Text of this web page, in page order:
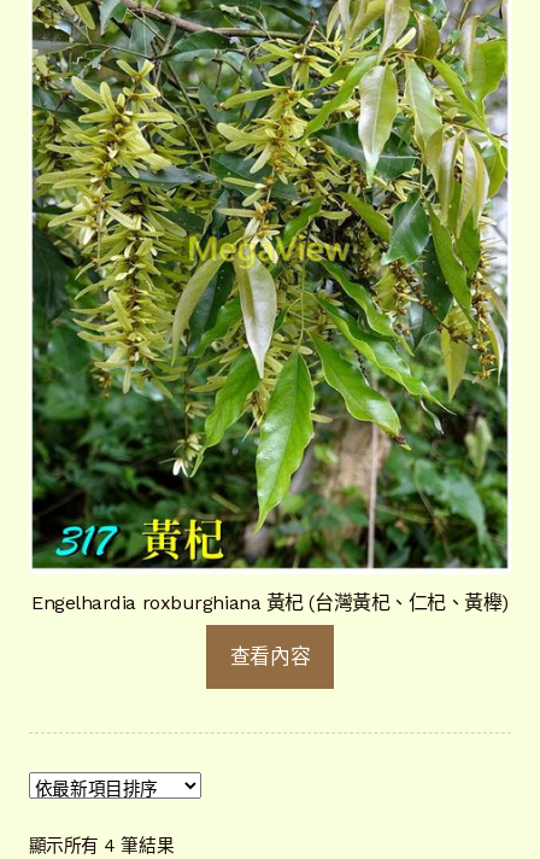
Engelhardia roxburghiana 黃杞 (台灣黃杞、仁杞、黃櫸)
查看內容
顯示所有 4 筆結果依